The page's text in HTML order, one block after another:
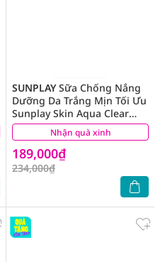
Nhận quà xinh
SUNPLAYSữa Chống Nắng
Dưỡng Da Trắng Mịn Tối Ưu
Sunplay Skin Aqua Clear
White SPF50+ 55g
189,000₫
234,000₫
(21)